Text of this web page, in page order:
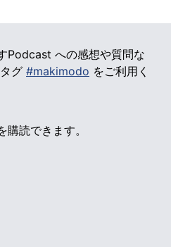
Podcast への感想や質問な
グ #makimodo をご利用く
読できます。